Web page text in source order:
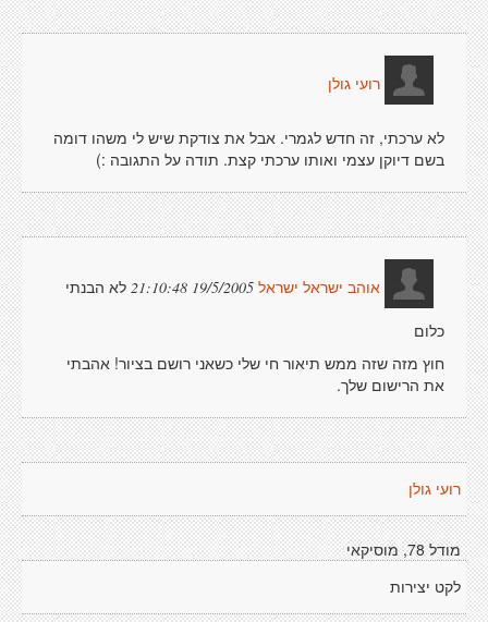
רועי גולן
לא ערכתי, זה חדש לגמרי. אבל את צודקת שיש לי משהו דומה
בשם דיוקן עצמי ואותו ערכתי קצת. תודה על התגובה :)
אוהב ישראל ישראל 19/5/2005 21:10:48
לא הבנתי
כלום
חוץ מזה שזה ממש תיאור חי שלי כשאני רושם בציור! אהבתי
את הרישום שלך.
רועי גולן
מודל 78, מוסיקאי
לקט יצירות